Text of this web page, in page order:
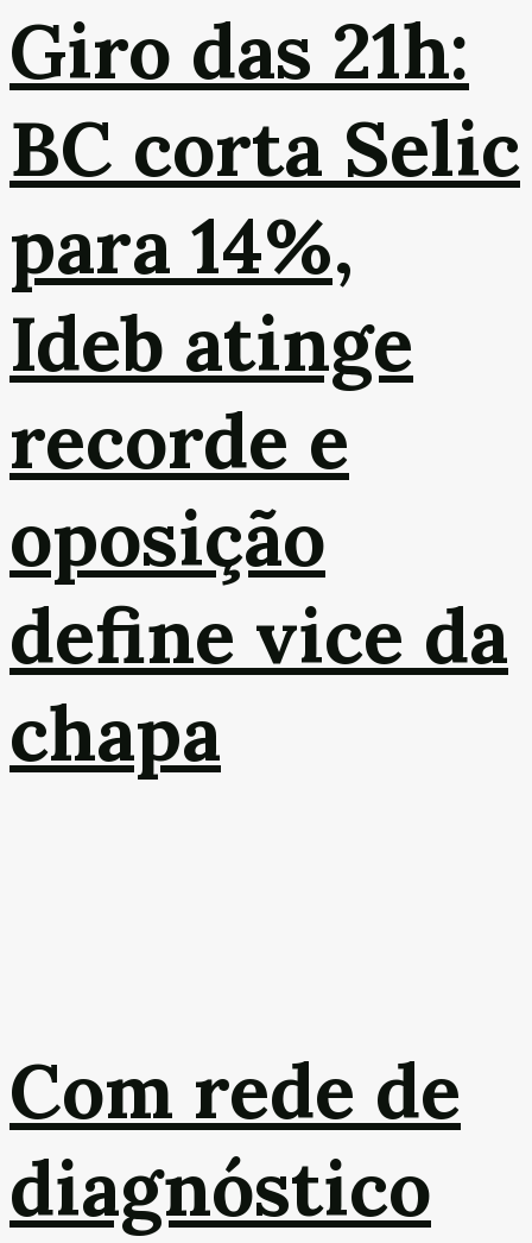
Giro das 21h:
BC corta Selic
para 14%,
Ideb atinge
recorde e
oposição
define vice da
chapa
Com rede de
diagnóstico